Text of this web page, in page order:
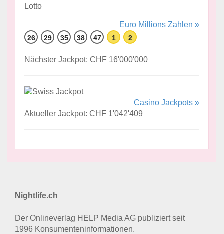
Euro Millions Zahlen »
26 29 35 38 47 1 2
Nächster Jackpot: CHF 16'000'000
Casino Jackpots »
Aktueller Jackpot: CHF 1'042'409
Nightlife.ch
Der Onlineverlag HELP Media AG publiziert seit
1996 Konsumenten­informationen.